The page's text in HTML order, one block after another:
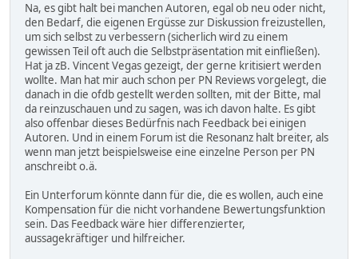
Na, es gibt halt bei manchen Autoren, egal ob neu oder nicht,
den Bedarf, die eigenen Ergüsse zur Diskussion freizustellen,
um sich selbst zu verbessern (sicherlich wird zu einem
gewissen Teil oft auch die Selbstpräsentation mit einfließen).
Hat ja zB. Vincent Vegas gezeigt, der gerne kritisiert werden
wollte. Man hat mir auch schon per PN Reviews vorgelegt, die
danach in die ofdb gestellt werden sollten, mit der Bitte, mal
da reinzuschauen und zu sagen, was ich davon halte. Es gibt
also offenbar dieses Bedürfnis nach Feedback bei einigen
Autoren. Und in einem Forum ist die Resonanz halt breiter, als
wenn man jetzt beispielsweise eine einzelne Person per PN
anschreibt o.ä.
Ein Unterforum könnte dann für die, die es wollen, auch eine
Kompensation für die nicht vorhandene Bewertungsfunktion
sein. Das Feedback wäre hier differenzierter,
aussagekräftiger und hilfreicher.